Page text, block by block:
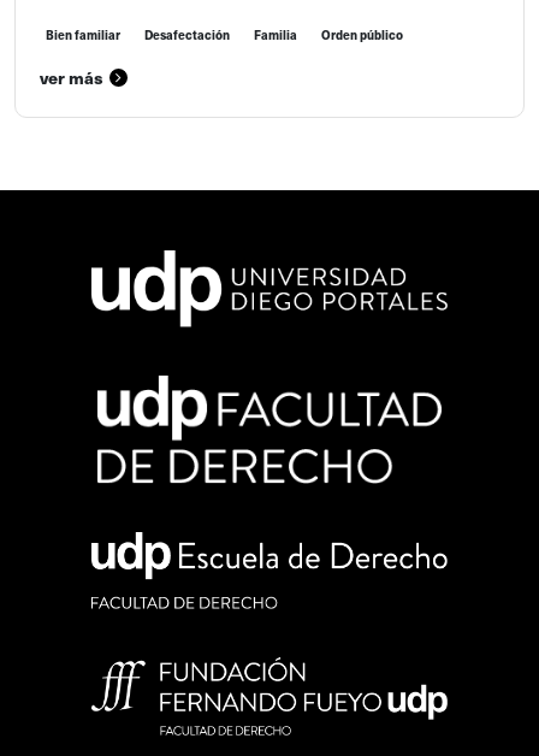
Bien familiar Desafectación Familia Orden público
ver más